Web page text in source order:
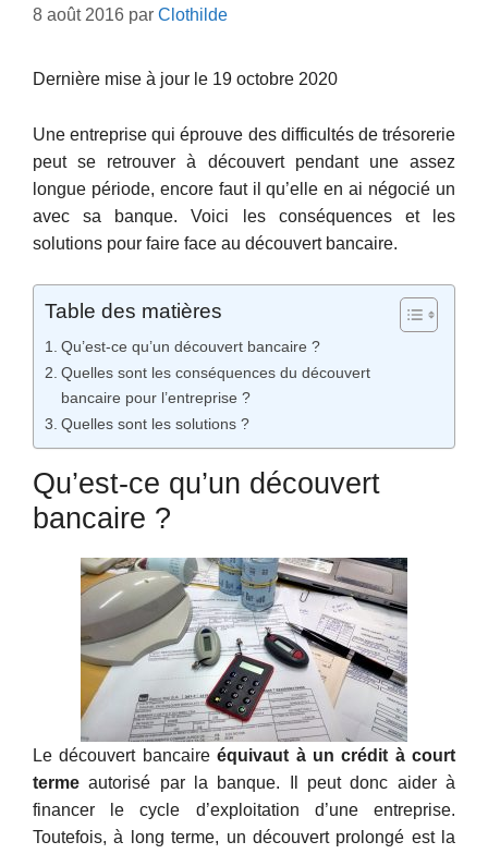
8 août 2016 par Clothilde
Dernière mise à jour le 19 octobre 2020
Une entreprise qui éprouve des difficultés de trésorerie
peut se retrouver à découvert pendant une assez
longue période, encore faut il qu’elle en ai négocié un
avec sa banque. Voici les conséquences et les
solutions pour faire face au découvert bancaire.
Table des matières
Qu’est-ce qu’un découvert bancaire ?
Quelles sont les conséquences du découvert
bancaire pour l’entreprise ?
Quelles sont les solutions ?
Qu’est-ce qu’un découvert
bancaire ?
Le découvert bancaireéquivaut à un crédit à court
terme autorisé par la banque. Il peut donc aider à
financer le cycle d’exploitation d’une entreprise.
Toutefois, à long terme, un découvert prolongé est la